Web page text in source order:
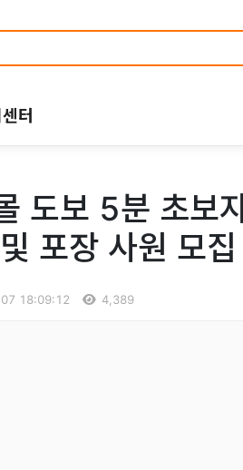
터
도보 5분 초보
포장 사원 모
18:09:12 4,389